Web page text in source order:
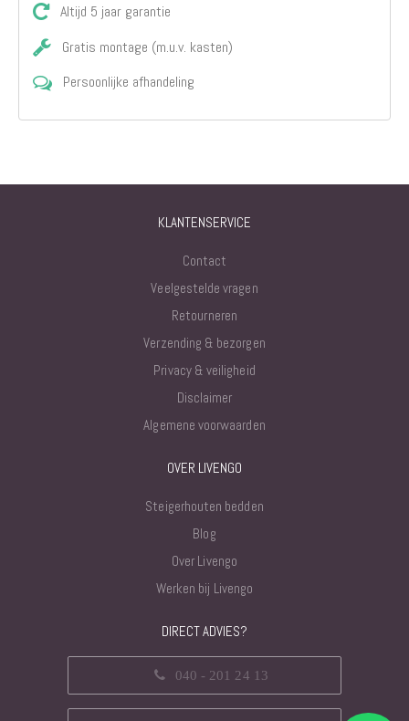
Altijd 5 jaar garantie
Gratis montage (m.u.v. kasten)
Persoonlijke afhandeling
KLANTENSERVICE
Contact
Veelgestelde vragen
Retourneren
Verzending & bezorgen
Privacy & veiligheid
Disclaimer
Algemene voorwaarden
OVER LIVENGO
Steigerhouten bedden
Blog
Over Livengo
Werken bij Livengo
DIRECT ADVIES?
040 - 201 24 13